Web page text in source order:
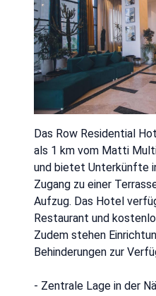
Das Row Residential
als 1 km vom Matti
und bietet Unterkünfte
Zugang zu einer
Aufzug. Das Hotel
Restaurant und
Zudem stehen
Behinderungen zur
- Zentrale Lage in der